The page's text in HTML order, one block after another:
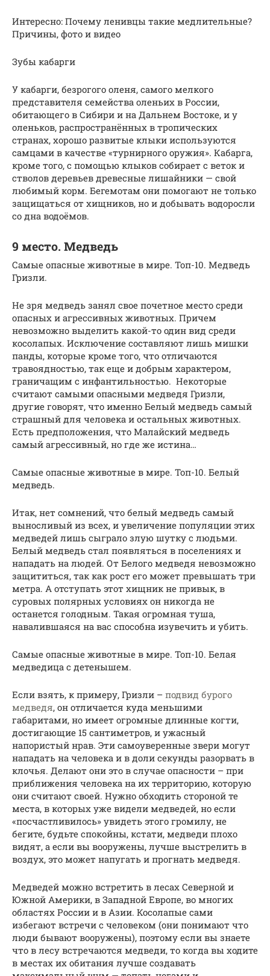
Интересно: Почему ленивцы такие медлительные?
Причины, фото и видео
Зубы кабарги
У кабарги, безрогого оленя, самого мелкого
представителя семейства оленьих в России,
обитающего в Сибири и на Дальнем Востоке, и у
оленьков, распространённых в тропических
странах, хорошо развитые клыки используются
самцами в качестве «турнирного оружия». Кабарга,
кроме того, с помощью клыков собирает с веток и
стволов деревьев древесные лишайники — свой
любимый корм. Бегемотам они помогают не только
защищаться от хищников, но и добывать водоросли
со дна водоёмов.
9 место. Медведь
Самые опасные животные в мире. Топ-10. Медведь
Гризли.
Не зря медведь занял свое почетное место среди
опасных и агрессивных животных. Причем
невозможно выделить какой-то один вид среди
косолапых. Исключение составляют лишь мишки
панды, которые кроме того, что отличаются
травоядностью, так еще и добрым характером,
граничащим с инфантильностью. Некоторые
считают самыми опасными медведя Гризли,
другие говорят, что именно Белый медведь самый
страшный для человека и остальных животных.
Есть предположения, что Малайский медведь
самый агрессивный, но где же истина…
Самые опасные животные в мире. Топ-10. Белый
медведь.
Итак, нет сомнений, что белый медведь самый
выносливый из всех, и увеличение популяции этих
медведей лишь сыграло злую шутку с людьми.
Белый медведь стал появляться в поселениях и
нападать на людей. От Белого медведя невозможно
защититься, так как рост его может превышать три
метра. А отступать этот хищник не привык, в
суровых полярных условиях он никогда не
останется голодным. Такая огромная туша,
навалившаяся на вас способна изувечить и убить.
Самые опасные животные в мире. Топ-10. Белая
медведица с детенышем.
Если взять, к примеру, Гризли – подвид бурого
медведя, он отличается куда меньшими
габаритами, но имеет огромные длинные когти,
достигающие 15 сантиметров, и ужасный
напористый нрав. Эти самоуверенные звери могут
нападать на человека и в доли секунды разорвать в
клочья. Делают они это в случае опасности – при
приближения человека на их территорию, которую
они считают своей. Нужно обходить стороной те
места, в которых уже видели медведей, но если
«посчастливилось» увидеть этого громилу, не
бегите, будьте спокойны, кстати, медведи плохо
видят, а если вы вооружены, лучше выстрелить в
воздух, это может напугать и прогнать медведя.
Медведей можно встретить в лесах Северной и
Южной Америки, в Западной Европе, во многих
областях России и в Азии. Косолапые сами
избегают встречи с человеком (они понимают что
люди бывают вооружены), поэтому если вы знаете
что в лесу встречаются медведи, то когда вы ходите
в местах их обитания лучше создавать